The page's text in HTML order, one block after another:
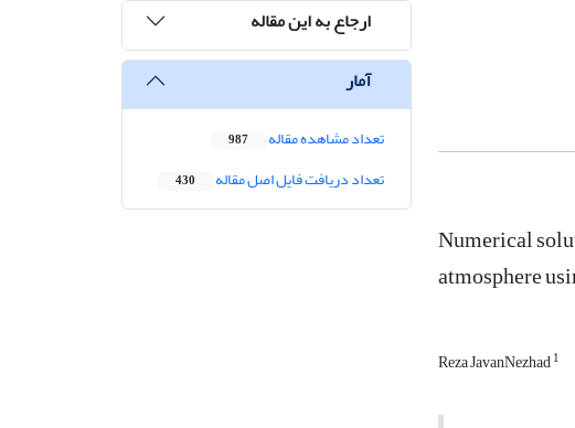
Numerical
atmosphere
Reza JavanNezhad1
ارجاع به این مقاله
آمار
تعداد مشاهده مقاله 987
تعداد دریافت فایل اصل مقاله 430